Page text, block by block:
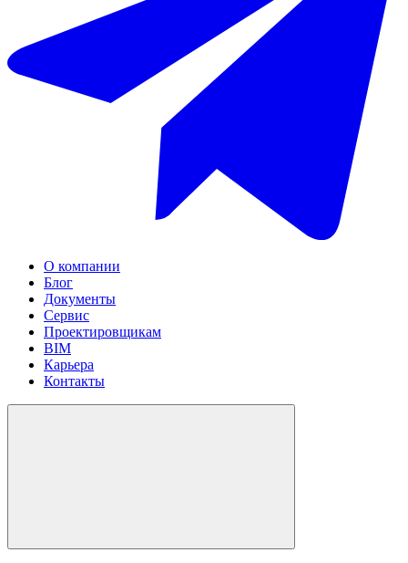
О компании
Блог
Документы
Сервис
Проектировщикам
BIM
Карьера
Контакты